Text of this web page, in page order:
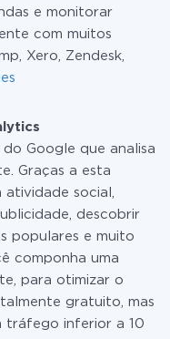
e monitorar
com muitos
Xero, Zendesk,
Google que analisa
Graças a esta
social,
descobrir
populares e muito
componha uma
para otimizar o
gratuito, mas
tráfego inferior a 10